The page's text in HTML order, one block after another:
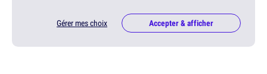
Gérer mes choix Accepter & afficher